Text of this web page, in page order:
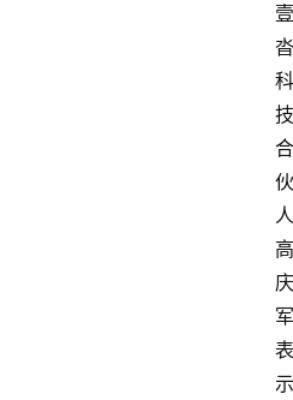
壹
沓
科
技
合
伙
人
高
庆
军
表
示